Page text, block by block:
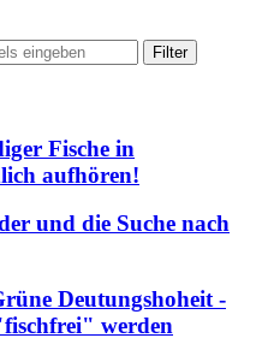
Filter
Fische in
aufhören!
und die Suche nach
Deutungshoheit -
werden